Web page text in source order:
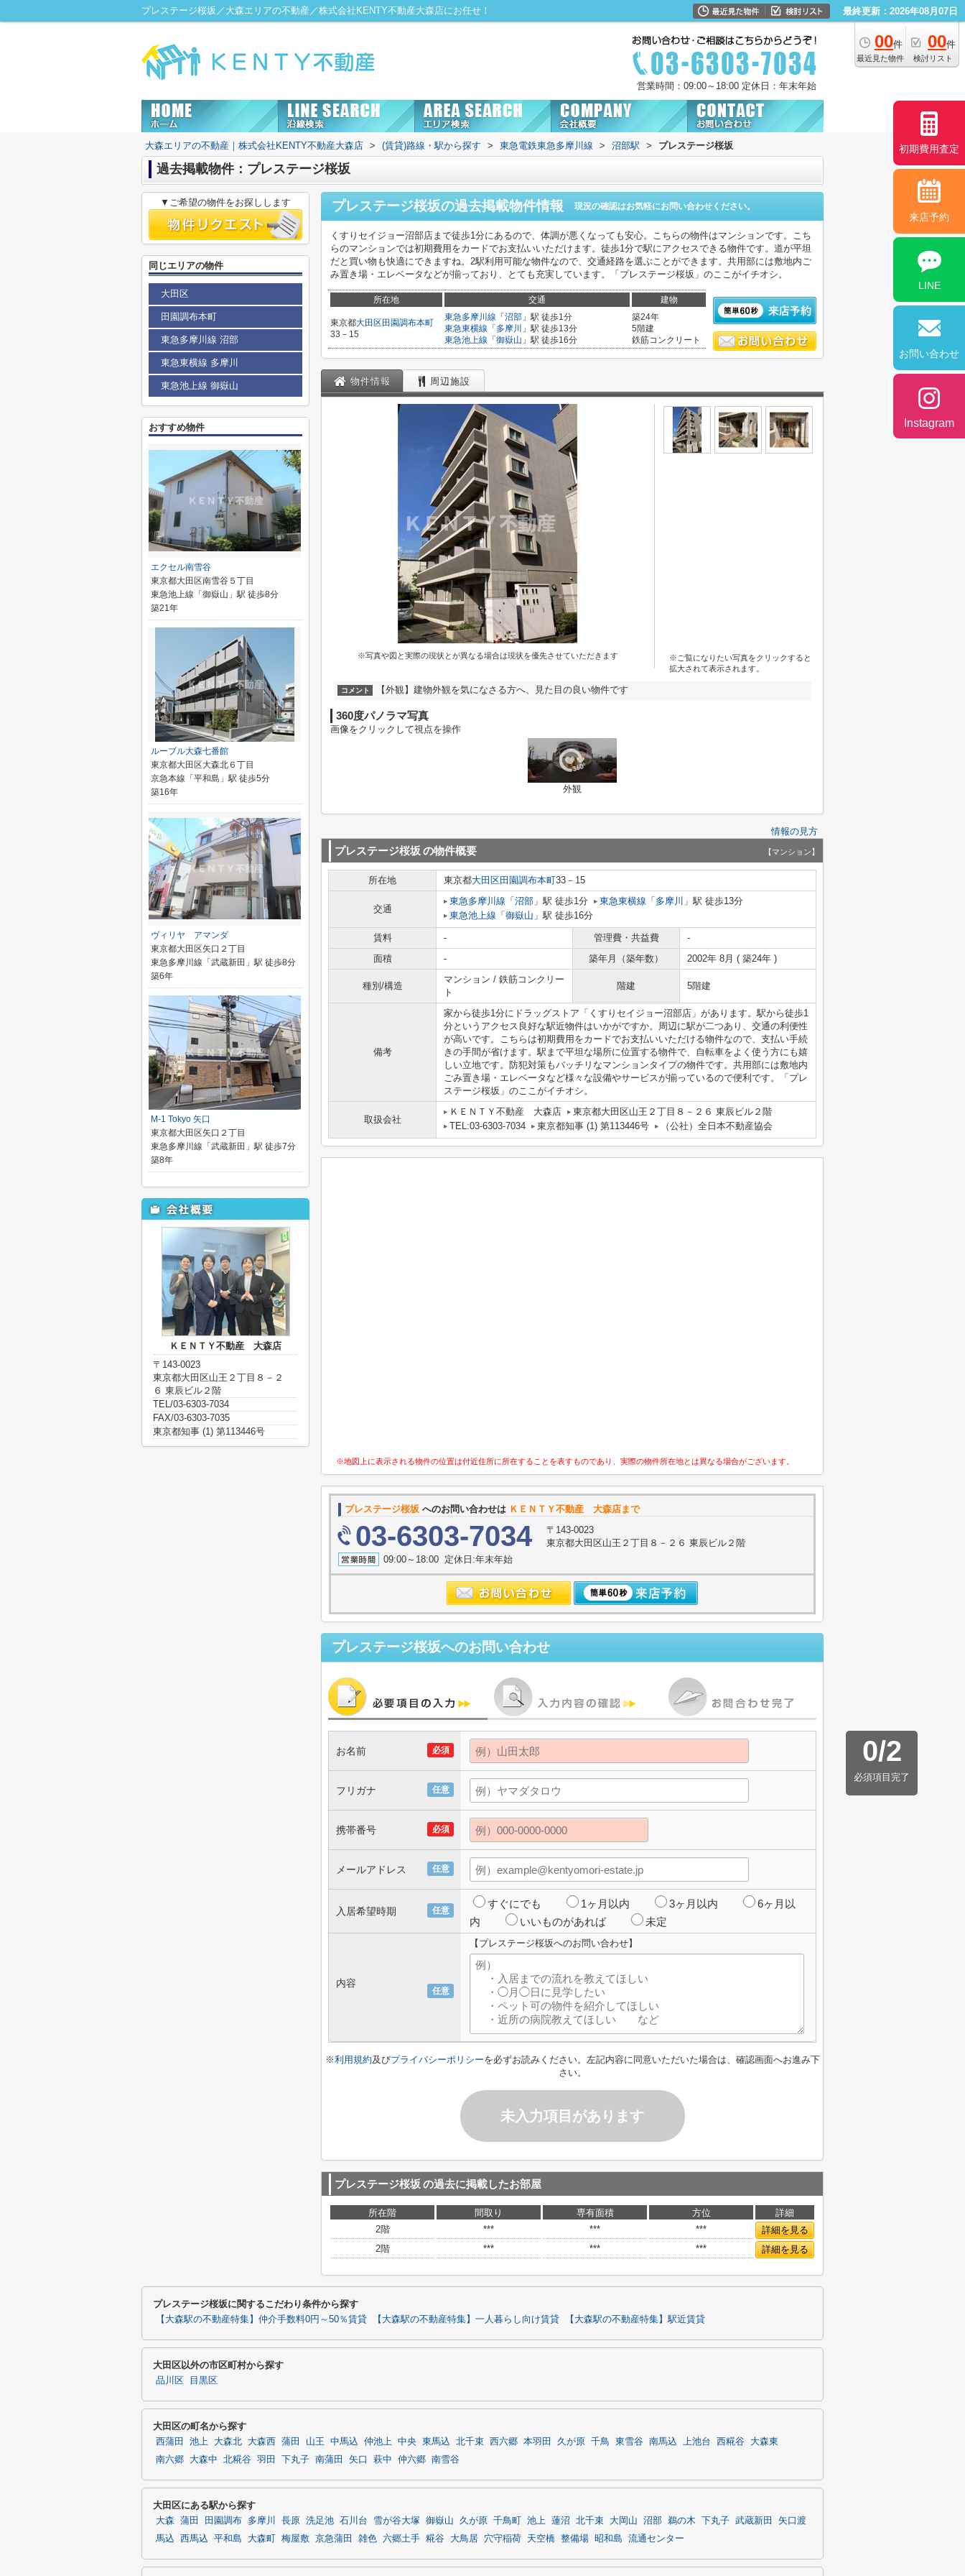
プレステージ桜坂／大森エリアの不動産／株式会社KENTY不動産大森店にお任せ！ 最終更新：2026年08月07日
00件
最近見た物件
00件
検討リスト
営業時間：09:00～18:00 定休日：年末年始
大森エリアの不動産｜株式会社KENTY不動産大森店 > (賃貸)路線・駅から探す > 東急電鉄東急多摩川線 > 沼部駅 > プレステージ桜坂
過去掲載物件：プレステージ桜坂
プレステージ桜坂の過去掲載物件情報 現況の確認はお気軽にお問い合わせください。
くすりセイジョー沼部店まで徒歩1分にあるので、体調が悪くなっても安心。こちらの物件はマンションです。こち
らのマンションでは初期費用をカードでお支払いいただけます。徒歩1分で駅にアクセスできる物件です。道が平坦
だと買い物も快適にできますね。2駅利用可能な物件なので、交通経路を選ぶことができます。共用部には敷地内ご
み置き場・エレベータなどが揃っており、とても充実しています。「プレステージ桜坂」のここがイチオシ。
所在地 交通 建物
東京都大田区 田園調布本町
33－15
東急多摩川線 「 沼部 」駅 徒歩1分
東急東横線 「 多摩川
」駅 徒歩13分
東急池上線 「 御嶽山 」駅 徒歩16分
築24年
5階建
鉄筋コンクリート
物件情報 周辺施設
※写真や図と実際の現状とが異なる場合は現状を優先させていただきます
※ご覧になりたい写真をクリックすると
拡大されて表示されます。
コメント 【外観】建物外観を気になさる方へ、見た目の良い物件です
360度パノラマ写真
画像をクリックして視点を操作
外観
情報の見方
プレステージ桜坂 の物件概要 【マンション】
所在地 東京都大田区田園調布本町33－15
交通
東急多摩川線 「 沼部 」駅 徒歩1分 東急東横線 「 多摩川 」駅 徒歩13分
東急池上線 「 御嶽山 」駅 徒歩16分
賃料 - 管理費・共益費
-
面積
- 築年月（築年数） 2002年 8月 ( 築24年 )
種別/構造
マンション / 鉄筋コンクリー
ト
階建 5階建
備考
家から徒歩1分にドラッグストア「くすりセイジョー沼部店」があります。駅から徒歩1
分というアクセス良好な駅近物件はいかがですか。周辺に駅が二つあり、交通の利便性
が高いです。こちらは初期費用をカードでお支払いいただける物件なので、支払い手続
きの手間が省けます。駅まで平坦な場所に位置する物件で、自転車をよく使う方にも嬉
しい立地です。防犯対策もバッチリなマンションタイプの物件です。共用部には敷地内
ごみ置き場・エレベータなど様々な設備やサービスが揃っているので便利です。「プレ
ステージ桜坂」のここがイチオシ。
取扱会社
ＫＥＮＴＹ不動産 大森店
東京都大田区山王２丁目８－２６ 東辰ビル２階
TEL:03-6303-7034
東京都知事 (1) 第113446号 （公社）全日本不動産協会
※地図上に表示される物件の位置は付近住所に所在することを表すものであり、実際の物件所在地とは異なる場合がございます。
プレステージ桜坂 へのお問い合わせは ＫＥＮＴＹ不動産 大森店まで
03-6303-7034
〒143-0023
東京都大田区山王２丁目８－２６ 東辰ビル２階
09:00～18:00 定休日:年末年始
プレステージ桜坂へのお問い合わせ
0/2
必須項目完了
必須
お名前
任意
フリガナ
必須
携帯番号
任意
メールアドレス
任意
入居希望時期
すぐにでも 1ヶ月以内 3ヶ月以内
6ヶ月以
内
いいものがあれば 未定
任意
内容
【プレステージ桜坂へのお問い合わせ】
※利用規約及びプライバシーポリシーを必ずお読みください。左記内容に同意いただいた場合は、確認画面へお進み下
さい。
未入力項目があります
プレステージ桜坂 の過去に掲載したお部屋
所在階 間取り 専有面積 方位
詳細
2階
*** *** ***
詳細を見る
2階
*** *** *** 詳細を見る
▼ご希望の物件をお探しします
同じエリアの物件
大田区
田園調布本町
東急多摩川線 沼部
東急東横線 多摩川
東急池上線 御嶽山
おすすめ物件
エクセル南雪谷
東京都大田区南雪谷５丁目
東急池上線「御嶽山」駅 徒歩8分
築21年
ルーブル大森七番館
東京都大田区大森北６丁目
京急本線「平和島」駅 徒歩5分
築16年
ヴィリヤ アマンダ
東京都大田区矢口２丁目
東急多摩川線「武蔵新田」駅 徒歩8分
築6年
M-1 Tokyo 矢口
東京都大田区矢口２丁目
東急多摩川線「武蔵新田」駅 徒歩7分
築8年
ＫＥＮＴＹ不動産 大森店
〒143-0023
東京都大田区山王２丁目８－２
６ 東辰ビル２階
TEL/03-6303-7034
FAX/03-6303-7035
東京都知事 (1) 第113446号
プレステージ桜坂に関するこだわり条件から探す
【大森駅の不動産特集】仲介手数料0円～50％賃貸 【大森駅の不動産特集】一人暮らし向け賃貸 【大森駅の不動産特集】駅近賃貸
大田区以外の市区町村から探す
品川区 目黒区
大田区の町名から探す
西蒲田 池上 大森北 大森西 蒲田 山王 中馬込 仲池上 中央 東馬込 北千束 西六郷 本羽田 久が原 千鳥 東雪谷 南馬込 上池台 西糀谷
大森東
南六郷
大森中 北糀谷 羽田 下丸子 南蒲田 矢口 萩中 仲六郷 南雪谷
大田区にある駅から探す
大森 蒲田 田園調布 多摩川 長原 洗足池 石川台 雪が谷大塚 御嶽山 久が原 千鳥町 池上 蓮沼 北千束 大岡山 沼部 鵜の木 下丸子 武蔵新田
矢口渡
馬込
西馬込 平和島 大森町 梅屋敷 京急蒲田 雑色 六郷土手 糀谷 大鳥居 穴守稲荷 天空橋 整備場 昭和島 流通センター
初期費用査定
来店予約
LINE
お問い合わせ
Instagram